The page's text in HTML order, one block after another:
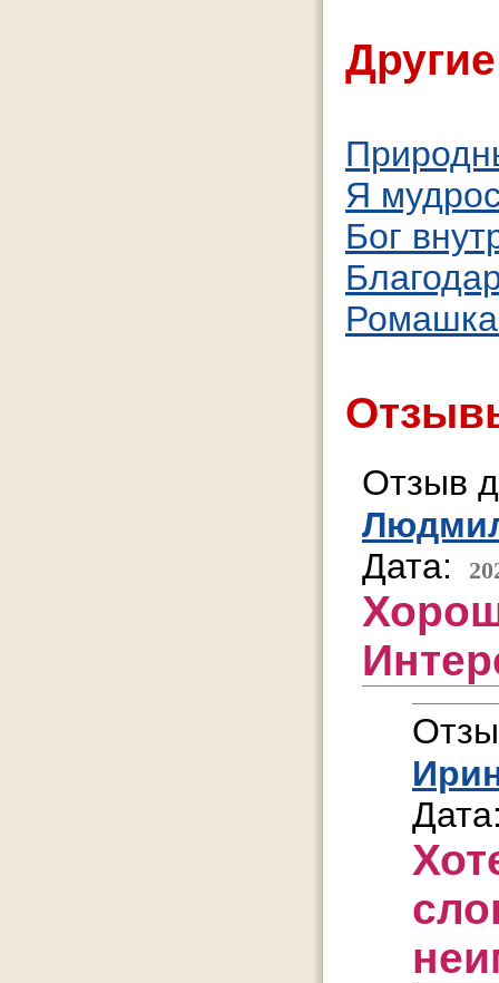
Я
Бог
Отзыв
Дата: